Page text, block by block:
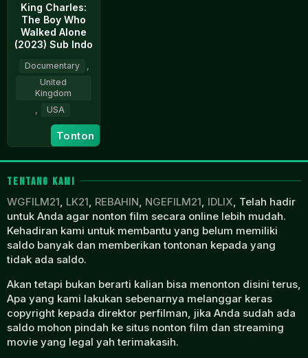
King Charles:
The Boy Who
Walked Alone
(2023) Sub Indo
Documentary
United
Kingdom
USA
2
May
2023
Jim
Nally
Tonton
TENTANG KAMI
WGFILM21, LK21, REBAHIN, NGEFILM21, IDLIX, Telah hadir
untuk Anda agar nonton film secara online lebih mudah.
Kehadiran kami untuk membantu yang belum memiliki
saldo banyak dan memberikan tontonan kepada yang
tidak ada saldo.
Akan tetapi bukan berarti kalian bisa menonton disini terus,
Apa yang kami lakukan sebenarnya melanggar keras
copyright kepada direktor perfilman, jika Anda sudah ada
saldo mohon pindah ke situs nonton film dan streaming
movie yang legal yah terimakasih.